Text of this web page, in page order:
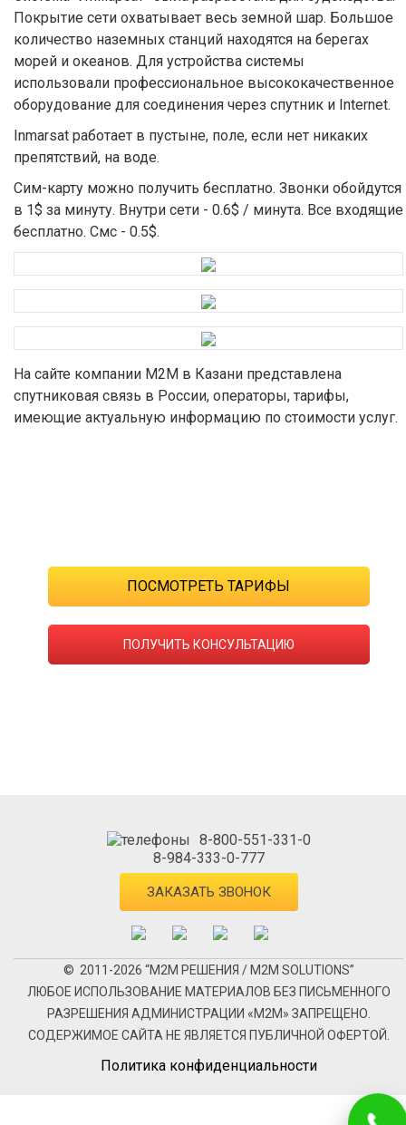
Покрытие сети охватывает весь земной шар. Большое
количество наземных станций находятся на берегах
морей и океанов. Для устройства системы
использовали профессиональное высококачественное
оборудование для соединения через спутник и Internet.
Inmarsat работает в пустыне, поле, если нет никаких
препятствий, на воде.
Сим-карту можно получить бесплатно. Звонки обойдутся
в 1$ за минуту. Внутри сети - 0.6$ / минута. Все входящие
бесплатно. Смс - 0.5$.
На сайте компании M2M в Казани представлена
спутниковая связь в России, операторы, тарифы,
имеющие актуальную информацию по стоимости услуг.
ПОСМОТРЕТЬ ТАРИФЫ
ПОЛУЧИТЬ КОНСУЛЬТАЦИЮ
8-800-551-331-0
8-984-333-0-777
ЗАКАЗАТЬ ЗВОНОК
© 2011-2026 “М2М РЕШЕНИЯ / M2M SOLUTIONS”
ЛЮБОЕ ИСПОЛЬЗОВАНИЕ МАТЕРИАЛОВ БЕЗ ПИСЬМЕННОГО
РАЗРЕШЕНИЯ АДМИНИСТРАЦИИ «М2М» ЗАПРЕЩЕНО.
СОДЕРЖИМОЕ САЙТА НЕ ЯВЛЯЕТСЯ ПУБЛИЧНОЙ ОФЕРТОЙ.
Политика конфиденциальности